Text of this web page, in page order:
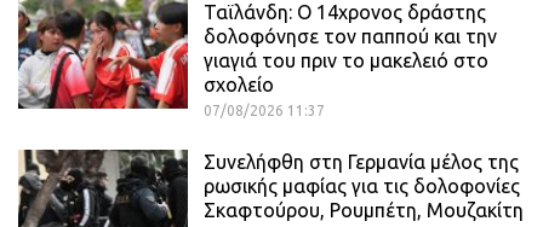
Ταϊλάνδη: Ο 14χρονος δράστης
δολοφόνησε τον παππού και την
γιαγιά του πριν το μακελειό στο
σχολείο
07/08/2026 11:37
Συνελήφθη στη Γερμανία μέλος της
ρωσικής μαφίας για τις δολοφονίες
Σκαφτούρου, Ρουμπέτη, Μουζακίτη